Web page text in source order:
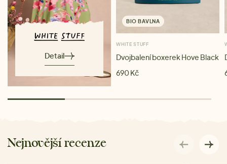
Detail
BIO BAVLNA
WHITE STUFF
Dvojbalení boxerek Hove Black
690 Kč
Nejnovější recenze